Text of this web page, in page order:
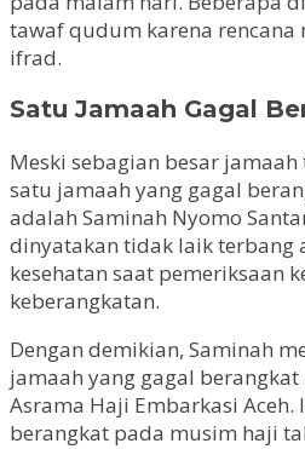
tawaf qudum karena
ifrad.
Satu Jamaah Gagal
Meski sebagian besar
satu jamaah yang gagal
adalah Saminah Nyomo
dinyatakan tidak laik terbang
kesehatan saat pemeriksaan
keberangkatan.
Dengan demikian, Saminah
jamaah yang gagal
Asrama Haji Embarkasi Aceh.
berangkat pada musim haji